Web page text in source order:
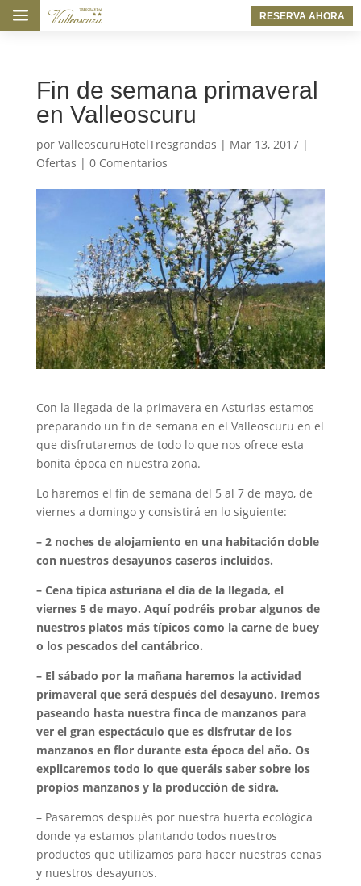
a RESERVA AHORA
Fin de semana primaveral
en Valleoscuru
por ValleoscuruHotelTresgrandas | Mar 13, 2017|
Ofertas | 0 Comentarios
Con la llegada de la primavera en Asturias estamos
preparando un fin de semana en el Valleoscuru en el
que disfrutaremos de todo lo que nos ofrece esta
bonita época en nuestra zona.
Lo haremos el fin de semana del 5 al 7 de mayo, de
viernes a domingo y consistirá en lo siguiente:
– 2 noches de alojamiento en una habitación doble
con nuestros desayunos caseros incluidos.
– Cena típica asturiana el día de la llegada, el
viernes 5 de mayo. Aquí podréis probar algunos de
nuestros platos más típicos como la carne de buey
o los pescados del cantábrico.
– El sábado por la mañana haremos la actividad
primaveral que será después del desayuno. Iremos
paseando hasta nuestra finca de manzanos para
ver el gran espectáculo que es disfrutar de los
manzanos en flor durante esta época del año. Os
explicaremos todo lo que queráis saber sobre los
propios manzanos y la producción de sidra.
– Pasaremos después por nuestra huerta ecológica
donde ya estamos plantando todos nuestros
productos que utilizamos para hacer nuestras cenas
y nuestros desayunos.